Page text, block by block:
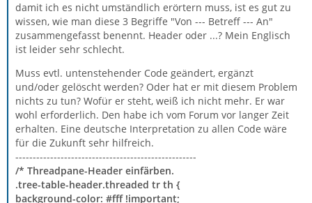
damit ich es nicht umständlich erörtern muss, ist es gut zu
wissen, wie man diese 3 Begriffe "Von --- Betreff --- An"
zusammengefasst benennt. Header oder ...? Mein Englisch
ist leider sehr schlecht.
Muss evtl. untenstehender Code geändert, ergänzt
und/oder gelöscht werden? Oder hat er mit diesem Problem
nichts zu tun? Wofür er steht, weiß ich nicht mehr. Er war
wohl erforderlich. Den habe ich vom Forum vor langer Zeit
erhalten. Eine deutsche Interpretation zu allen Code wäre
für die Zukunft sehr hilfreich.
----------------------------------------------------
/* Threadpane-Header einfärben.
.tree-table-header.threaded tr th {
background-color: #fff !important;